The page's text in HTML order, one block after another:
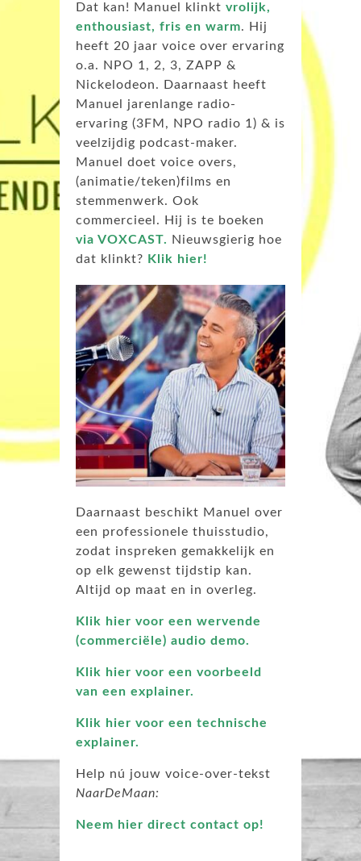
Dat kan! Manuel klinkt vrolijk,
enthousiast, fris en warm. Hij
heeft 20 jaar voice over ervaring
o.a. NPO 1, 2, 3, ZAPP &
Nickelodeon. Daarnaast heeft
Manuel jarenlange radio-
ervaring (3FM, NPO radio 1) & is
veelzijdig podcast-maker.
Manuel doet voice overs,
(animatie/teken)films en
stemmenwerk. Ook
commercieel. Hij is te boeken
via VOXCAST. Nieuwsgierig hoe
dat klinkt? Klik hier!
Daarnaast beschikt Manuel over
een professionele thuisstudio,
zodat inspreken gemakkelijk en
op elk gewenst tijdstip kan.
Altijd op maat en in overleg.
Klik hier voor een wervende
(commerciële) audio demo.
Klik hier voor een voorbeeld
van een explainer.
Klik hier voor een technische
explainer.
Help nú jouw voice-over-tekst
NaarDeMaan:
Neem hier direct contact op!